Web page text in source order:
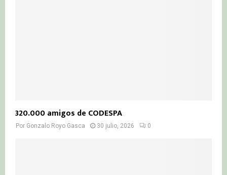
320.000 amigos de CODESPA
Por Gonzalo Royo Gasca 30 julio, 2026 0